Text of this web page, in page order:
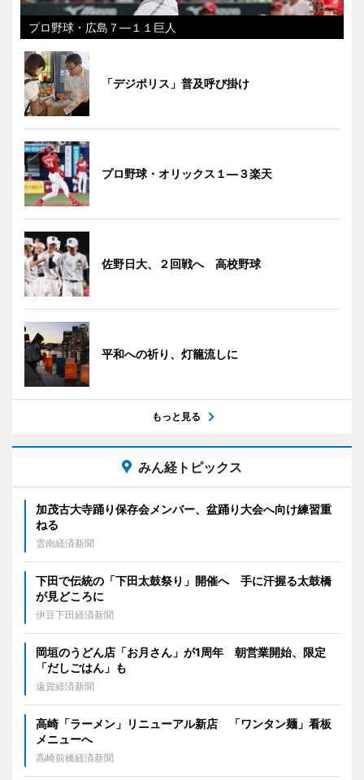
プロ野球・広島７―１１巨人
「デジポリス」普及呼び掛け
プロ野球・オリックス１―３楽天
佐野日大、２回戦へ 高校野球
平和への祈り、灯籠流しに
もっと見る
みん経トピックス
加茂古大寺踊り保存会メンバー、盆踊り大会へ向け練習重
ねる
雲南経済新聞
下田で伝統の「下田太鼓祭り」開催へ 手に汗握る太鼓橋
が見どころに
伊豆下田経済新聞
岡垣のうどん店「お月さん」が1周年 朝営業開始、限定
「だしごはん」も
遠賀経済新聞
高崎「ラーメン」リニューアル新店 「ワンタン麺」看板
メニューへ
高崎前橋経済新聞